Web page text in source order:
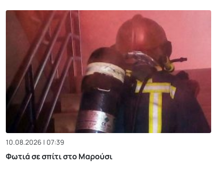
10.08.2026 | 07:39
Φωτιά σε σπίτι στο Μαρούσι